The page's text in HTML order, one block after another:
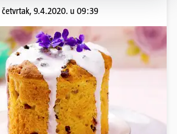
četvrtak, 9.4.2020. u 09:39